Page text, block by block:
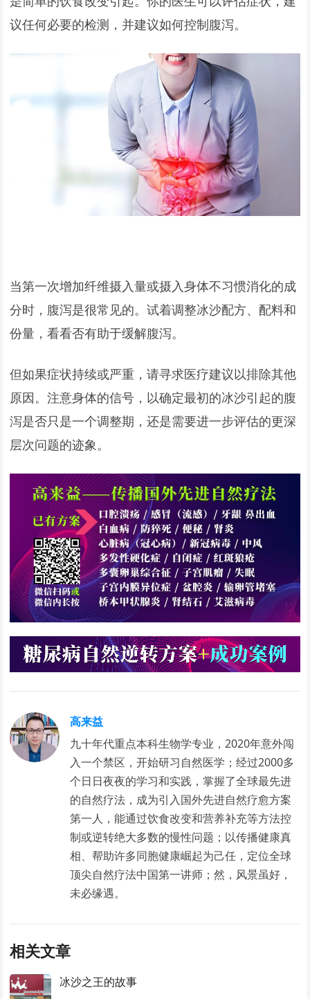
议任何必要的检测，并建议如何控制腹泻。
当第一次增加纤维摄入量或摄入身体不习惯消化的成
分时，腹泻是很常见的。试着调整冰沙配方、配料和
份量，看看否有助于缓解腹泻。
但如果症状持续或严重，请寻求医疗建议以排除其他
原因。注意身体的信号，以确定最初的冰沙引起的腹
泻是否只是一个调整期，还是需要进一步评估的更深
层次问题的迹象。
高来益
九十年代重点本科生物学专业，2020年意外闯
入一个禁区，开始研习自然医学；经过2000多
个日日夜夜的学习和实践，掌握了全球最先进
的自然疗法，成为引入国外先进自然疗愈方案
第一人，能通过饮食改变和营养补充等方法控
制或逆转绝大多数的慢性问题；以传播健康真
相、帮助许多同胞健康崛起为己任，定位全球
顶尖自然疗法中国第一讲师；然，风景虽好，
未必缘遇。
相关文章
冰沙之王的故事